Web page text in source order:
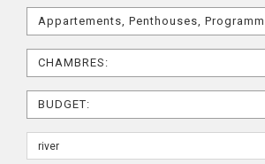
Appartements, Penthouses,
CHAMBRES:
BUDGET: